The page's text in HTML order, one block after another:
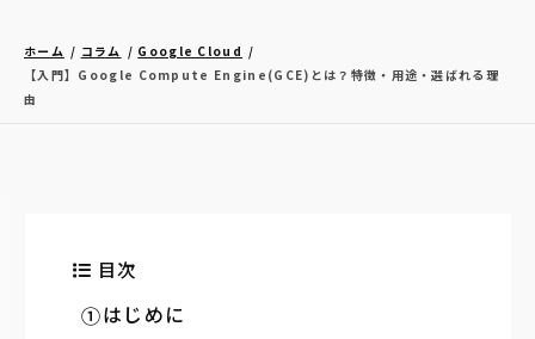
ホーム コラム
Google Cloud
【入門】Google Compute Engine(GCE)とは？特徴・用途・選ばれる理
由
目次
はじめに